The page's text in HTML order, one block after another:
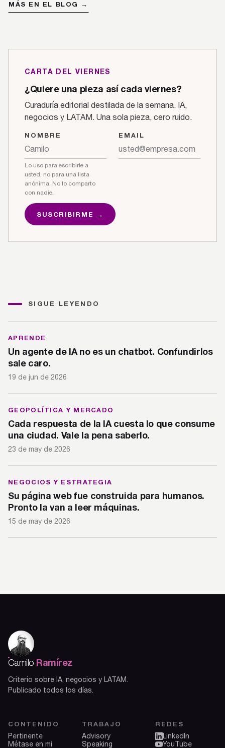
MÁS EN EL BLOG →
CARTA DEL VIERNES
¿Quiere una pieza así cada viernes?
Curaduría editorial destilada de la semana. IA,
negocios y LATAM. Una sola pieza, cero ruido.
NOMBRE
Lo uso para escribirle a
usted, no para una lista
anónima. No lo comparto
con nadie.
EMAIL
SUSCRIBIRME →
SIGUE LEYENDO
APRENDE
Un agente de IA no es un chatbot. Confundirlos
sale caro.
19 de jun de 2026
GEOPOLÍTICA Y MERCADO
Cada respuesta de la IA cuesta lo que consume
una ciudad. Vale la pena saberlo.
23 de may de 2026
NEGOCIOS Y ESTRATEGIA
Su página web fue construida para humanos.
Pronto la van a leer máquinas.
15 de may de 2026
Camilo Ramírez
Criterio sobre IA, negocios y LATAM.
Publicado todos los días.
CONTENIDO
Pertinente
Métase en mi
TRABAJO
Advisory
Speaking
REDES
LinkedIn
YouTube